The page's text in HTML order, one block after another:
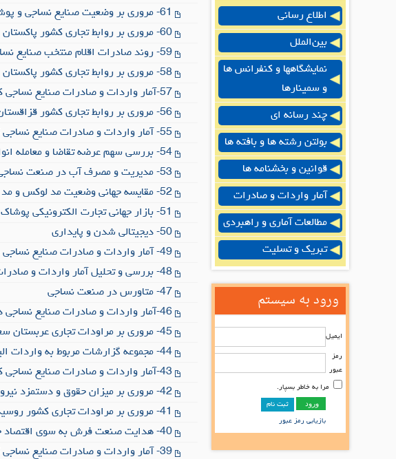
اطلاع رسانی
بین‌الملل
نمایشگاهها و کنفرانس ها
و سمینارها
چند رسانه ای
بولتن رشته ها و بافته ها
قوانین و بخشنامه ها
آمار واردات و صادرات
مطالعات آماری و راهبردی
تبریک و تسلیت
ورود به سیستم
ایمیل
رمز
عبور
مرا به خاطر بسپار.
ثبت نام
بازیابی رمز عبور
61- مروری بر وضعیت صنایع نساجی و پوشاک ترکیه و مراودات تجاری این کشور
60- مروری بر روابط تجاری کشور پاکستان
59- روند صادرات اقلام منتخب صنایع نساجی ایران طی سال‌های 1396تا1401
58- مروری بر روابط تجاری کشور پاکستان
57-آمار واردات و صادرات صنایع نساجی کشور در پنج ماهه نخست سال 1402
56- مروری بر روابط تجاری کشور قزاقستان
55- آمار واردات و صادرات صنایع نساجی کشور در چهارماهه نخست سال 1402
54- بررسی سهم عرضه تقاضا و معامله انواع پلیمرها از سال 1397 تا شش ماهه اول 1402
53- مدیریت و مصرف آب در صنعت نساجی
52- مقایسه جهانی وضعیت مد لوکس و مد سریع
51- بازار جهانی تجارت الکترونیکی پوشاک
50- دیجیتالی شدن و پایداری
49- آمار واردات و صادرات صنایع نساجی در سه ماهه نخست سال 1402
48- بررسی و تحلیل آمار واردات و صادرات صنایع نساجی کشور در سال1401
47- متاورس در صنعت نساجی
46-آمار واردات و صادرات صنایع نساجی در دوماهه نخست سال 1402
45- مروری بر مراودات تجاری عربستان سعودی با تمرکز بر صنعت نساجی این کشور
44- مجموعه گزارشات مربوط به واردات الیاف و نخ های پنبه، ویسکوز و پلی استر
43-آمار واردات و صادرات صنایع نساجی کشور در یکماهه نخست سال 1402
42- مروری بر میزان حقوق و دستمزد نیروی کار در کشورهای منتخب
41- مروری بر مراودات تجاری کشور روسیه قبل و بعد از جنگ اوکراین
40- هدایت صنعت فرش به سوی اقتصاد چرخشی
39- آمار واردات و صادرات صنایع نساجی کشور در 12ماهه سال 1401 (1)